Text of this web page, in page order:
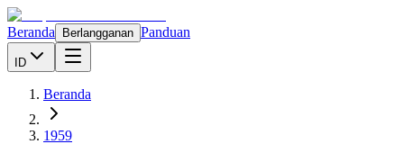
Beranda Berlangganan Panduan
ID
Beranda
1959